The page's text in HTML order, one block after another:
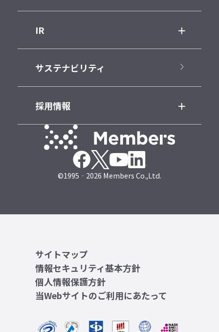
IR
サステナビリティ
採用情報
©1995‐2026 Members Co.,Ltd.
サイトマップ
情報セキュリティ基本方針
個人情報保護方針
当Webサイトのご利用にあたって